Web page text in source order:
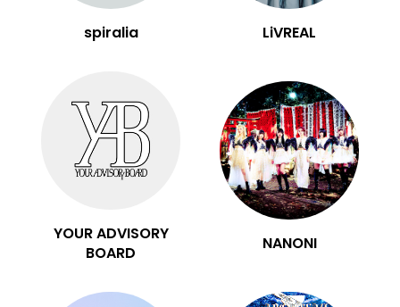
spiralia LiVREAL
YOUR ADVISORY
BOARD
NANONI